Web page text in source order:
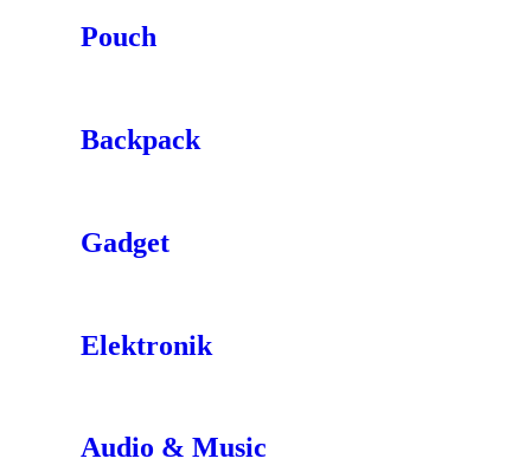
Pouch
Backpack
Gadget
Elektronik
Audio & Music